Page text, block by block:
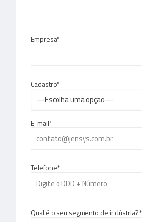
Empresa*
Cadastro*
E-mail*
Telefone*
Qual é o seu segmento de indústria?*